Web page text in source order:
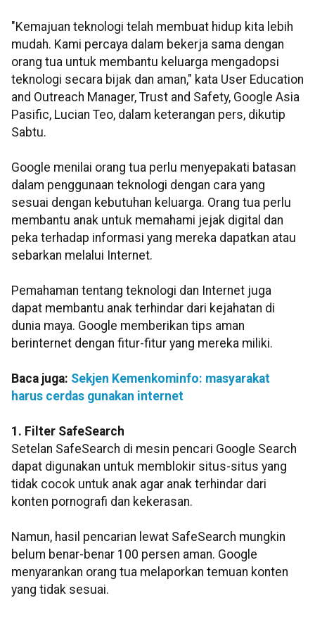
"Kemajuan teknologi telah membuat hidup kita lebih
mudah. Kami percaya dalam bekerja sama dengan
orang tua untuk membantu keluarga mengadopsi
teknologi secara bijak dan aman," kata User Education
and Outreach Manager, Trust and Safety, Google Asia
Pasific, Lucian Teo, dalam keterangan pers, dikutip
Sabtu.
Google menilai orang tua perlu menyepakati batasan
dalam penggunaan teknologi dengan cara yang
sesuai dengan kebutuhan keluarga. Orang tua perlu
membantu anak untuk memahami jejak digital dan
peka terhadap informasi yang mereka dapatkan atau
sebarkan melalui Internet.
Pemahaman tentang teknologi dan Internet juga
dapat membantu anak terhindar dari kejahatan di
dunia maya. Google memberikan tips aman
berinternet dengan fitur-fitur yang mereka miliki.
Baca juga: Sekjen Kemenkominfo: masyarakat
harus cerdas gunakan internet
1. Filter SafeSearch
Setelan SafeSearch di mesin pencari Google Search
dapat digunakan untuk memblokir situs-situs yang
tidak cocok untuk anak agar anak terhindar dari
konten pornografi dan kekerasan.
Namun, hasil pencarian lewat SafeSearch mungkin
belum benar-benar 100 persen aman. Google
menyarankan orang tua melaporkan temuan konten
yang tidak sesuai.